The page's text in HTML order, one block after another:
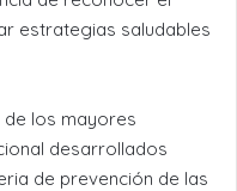
estrategias saludables
de los mayores
desarrollados
de prevención de las